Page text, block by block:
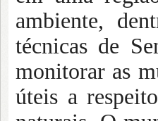
ambiente,
técnicas de
monitorar as
úteis a